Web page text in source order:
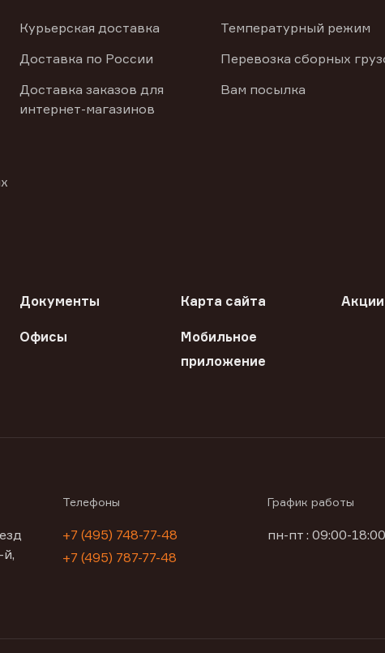
Курьерская доставка
Доставка по России
Доставка заказов для
интернет-магазинов
Температурный режим
Перевозка сборных
Вам посылка
Документы Карта сайта Акции
Офисы
Мобильное
приложение
Телефоны
+7 (495) 748-77-48
+7 (495) 787-77-48
График работы
пн-пт : 09:00-18:00